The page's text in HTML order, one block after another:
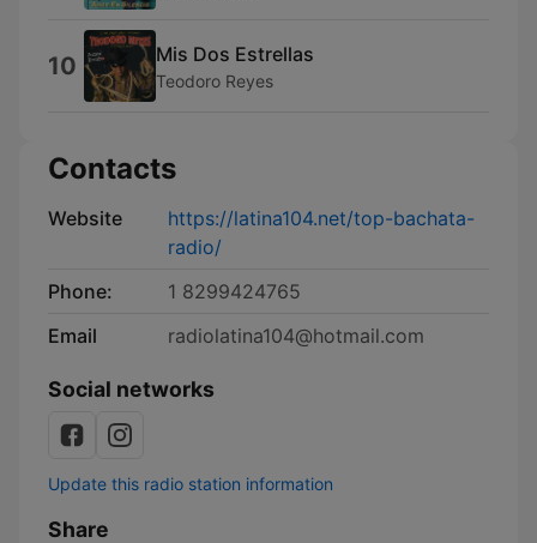
10 Mis Dos Estrellas
Teodoro Reyes
Contacts
Website
https://latina104.net/top-bachata-
radio/
Phone:
1 8299424765
Email
radiolatina104@hotmail.com
Social networks
Update this radio station information
Share